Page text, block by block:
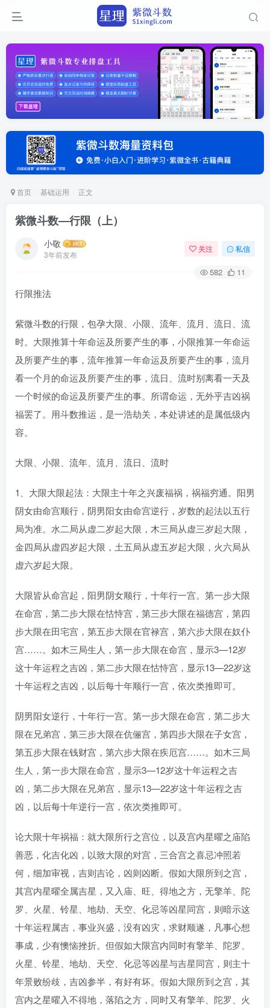
首页 基础运用 正文
紫微斗数—行限（上）
小敬
3年前发布
关注 私信
582 11
行限推法
紫微斗数的行限，包孕大限、小限、流年、流月、流日、流
时。大限推算十年命运及所要产生的事，小限推算一年命运
及所要产生的事，流年推算一年命运及所要产生的事，流月
看一个月的命运及所要产生的事，流日、流时别离看一天及
一个时候的命运及所要产生的事。所谓命运，无外乎吉凶祸
福罢了。用斗数推运，是一浩劫关，本处讲述的是属低级内
容。
大限、小限、流年、流月、流日、流时
1、大限大限起法：大限主十年之兴废福祸，祸福穷通。阳男
阴女由命宫顺行，阴男阳女由命宫逆行，岁数的起法以五行
局为准。水二局从虚二岁起大限，木三局从虚三岁起大限，
金四局从虚四岁起大限，土五局从虚五岁起大限，火六局从
虚六岁起大限。
大限皆从命宫起，阳男阴女顺行，十年行一宫。第一步大限
在命宫，第二步大限在怙恃宫，第三步大限在福德宫，第四
步大限在田宅宫，第五步大限在官禄宫，第六步大限在奴仆
宫……。如木三局生人，第一步大限在命宫，显示3—12岁
这十年运程之吉凶，第二步大限在怙恃宫，显示13—22岁这
十年运程之吉凶，以后每十年顺行一宫，依次类推即可。
阴男阳女逆行，十年行一宫。第一步大限在命宫，第二步大
限在兄弟宫，第三步大限在伉俪宫，第四步大限在子女宫，
第五步大限在钱财宫，第六步大限在疾厄宫……。如木三局
生人，第一步大限在命宫，显示3—12岁这十年运程之吉
凶，第二步大限在兄弟宫，显示13—22岁这十年运程之吉
凶，以后每十年逆行一宫，依次类推即可。
论大限十年祸福：就大限所行之宫位，以及宫内星曜之庙陷
善恶，化吉化凶，以致大限的对宫，三合宫之喜忌冲照若
何，细加审视，吉则吉论，凶则凶断。假如大限所到之宫，
其宫内星曜全属吉星，又入庙、旺、得地之方，无擎羊、陀
罗、火星、铃星、地劫、天空、化忌等凶星同宫，则暗示这
十年运程属吉，事业兴盛，没有凶灾，求财顺遂，凡事心想
事成，少有懊恼挫折。但假如大限宫内同时有擎羊、陀罗、
火星、铃星、地劫、天空、化忌等凶星与吉星同宫，则主十
年景败纷歧，吉凶参半，有好有坏。假如大限所到之宫，其
宫内之星曜入不得地，落陷之方，同时又有擎羊、陀罗、火